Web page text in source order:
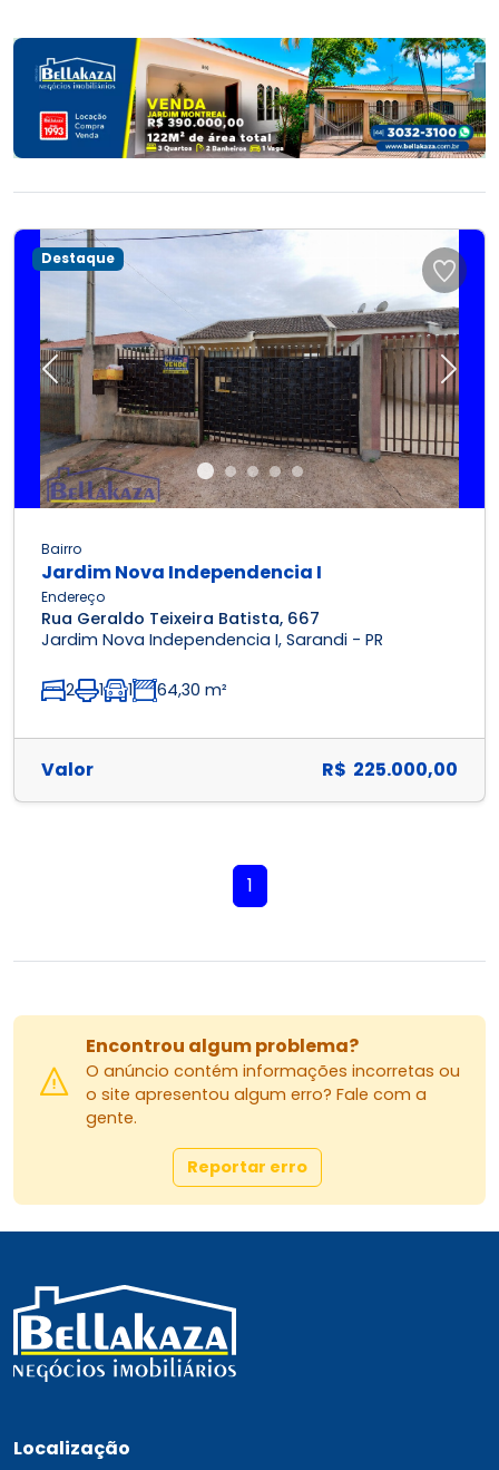
Previous Next
Destaque
Bairro
Jardim Nova Independencia I
Endereço
Rua Geraldo Teixeira Batista, 667
Jardim Nova Independencia I, Sarandi - PR
2 1 1 64,30 m²
Valor R$ 225.000,00
1
Encontrou algum problema?
O anúncio contém informações incorretas ou
o site apresentou algum erro? Fale com a
gente.
Reportar erro
Localização